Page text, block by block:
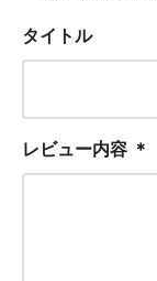
タイトル
レビュー内容 ＊